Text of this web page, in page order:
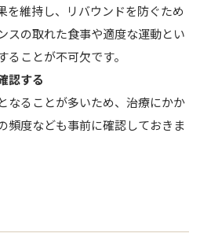
を維持し、リバウンドを防ぐため
スの取れた食事や適度な運動とい
ることが不可欠です。
認する
なることが多いため、治療にかか
頻度なども事前に確認しておきま